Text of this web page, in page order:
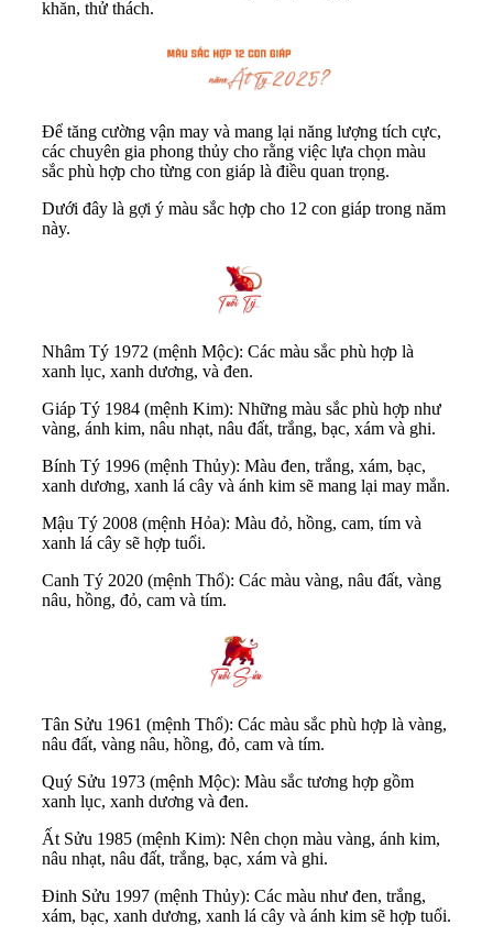
khăn, thử thách.
Để tăng cường vận may và mang lại năng lượng tích cực,
các chuyên gia phong thủy cho rằng việc lựa chọn màu
sắc phù hợp cho từng con giáp là điều quan trọng.
Dưới đây là gợi ý màu sắc hợp cho 12 con giáp trong năm
này.
Nhâm Tý 1972 (mệnh Mộc): Các màu sắc phù hợp là
xanh lục, xanh dương, và đen.
Giáp Tý 1984 (mệnh Kim): Những màu sắc phù hợp như
vàng, ánh kim, nâu nhạt, nâu đất, trắng, bạc, xám và ghi.
Bính Tý 1996 (mệnh Thủy): Màu đen, trắng, xám, bạc,
xanh dương, xanh lá cây và ánh kim sẽ mang lại may mắn.
Mậu Tý 2008 (mệnh Hỏa): Màu đỏ, hồng, cam, tím và
xanh lá cây sẽ hợp tuổi.
Canh Tý 2020 (mệnh Thổ): Các màu vàng, nâu đất, vàng
nâu, hồng, đỏ, cam và tím.
Tân Sửu 1961 (mệnh Thổ): Các màu sắc phù hợp là vàng,
nâu đất, vàng nâu, hồng, đỏ, cam và tím.
Quý Sửu 1973 (mệnh Mộc): Màu sắc tương hợp gồm
xanh lục, xanh dương và đen.
Ất Sửu 1985 (mệnh Kim): Nên chọn màu vàng, ánh kim,
nâu nhạt, nâu đất, trắng, bạc, xám và ghi.
Đinh Sửu 1997 (mệnh Thủy): Các màu như đen, trắng,
xám, bạc, xanh dương, xanh lá cây và ánh kim sẽ hợp tuổi.